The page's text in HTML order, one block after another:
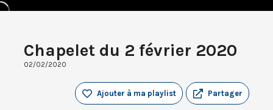
Chapelet du 2 février 2020
02/02/2020
Partager
Ajouter à ma playlist